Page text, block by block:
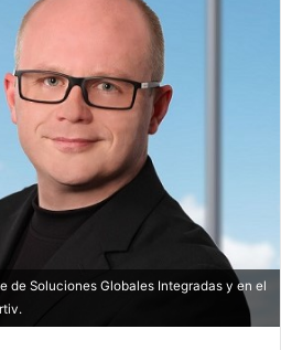
de Soluciones Globales Integradas y en el